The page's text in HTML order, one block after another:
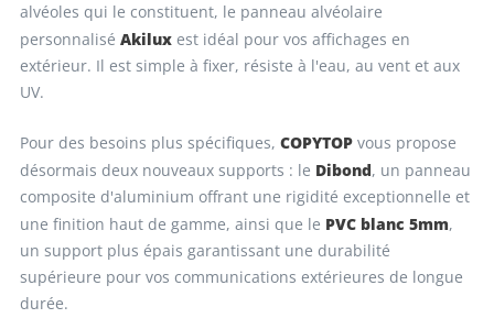
alvéoles qui le constituent, le panneau alvéolaire
personnalisé Akiluxest idéal pour vos affichages en
extérieur. Il est simple à fixer, résiste à l'eau, au vent et aux
UV.
Pour des besoins plus spécifiques, COPYTOPvous propose
désormais deux nouveaux supports : le Dibond, un panneau
composite d'aluminium offrant une rigidité exceptionnelle et
une finition haut de gamme, ainsi que le PVC blanc 5mm,
un support plus épais garantissant une durabilité
supérieure pour vos communications extérieures de longue
durée.